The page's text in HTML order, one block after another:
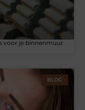
voor je binnenmuur
BLOG